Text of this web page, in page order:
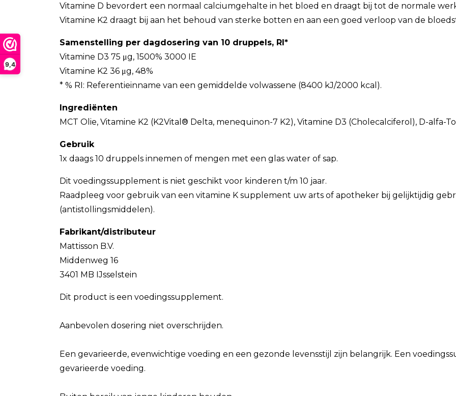
9,4
Vitamine D bevordert een normaal calciumgehalte in het bloed en draagt bij tot de normale
Vitamine K2 draagt bij aan het behoud van sterke botten en aan een goed verloop van de
Samenstelling per dagdosering van 10 druppels, RI*
Vitamine D3 75 μg, 1500% 3000 IE
Vitamine K2 36 μg, 48%
* % RI: Referentieinname van een gemiddelde volwassene (8400 kJ/2000 kcal).
Ingrediënten
MCT Olie, Vitamine K2 (K2Vital® Delta, menequinon-7 K2), Vitamine D3 (Cholecalciferol), D-alfa-
Gebruik
1x daags 10 druppels innemen of mengen met een glas water of sap.
Dit voedingssupplement is niet geschikt voor kinderen t/m 10 jaar.
Raadpleeg voor gebruik van een vitamine K supplement uw arts of apotheker bij gelijktijdig
(antistollingsmiddelen).
Fabrikant/distributeur
Mattisson B.V.
Middenweg 16
3401 MB IJsselstein
Dit product is een voedingssupplement.
Aanbevolen dosering niet overschrijden.
Een gevarieerde, evenwichtige voeding en een gezonde levensstijl zijn belangrijk. Een
gevarieerde voeding.